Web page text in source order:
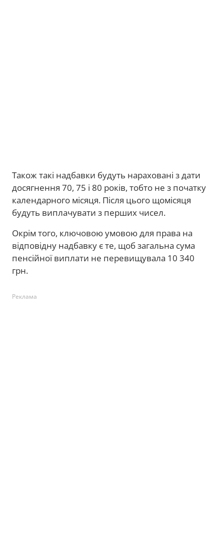
Також такі надбавки будуть нараховані з дати
досягнення 70, 75 і 80 років, тобто не з початку
календарного місяця. Після цього щомісяця
будуть виплачувати з перших чисел.
Окрім того, ключовою умовою для права на
відповідну надбавку є те, щоб загальна сума
пенсійної виплати не перевищувала 10 340
грн.
Реклама